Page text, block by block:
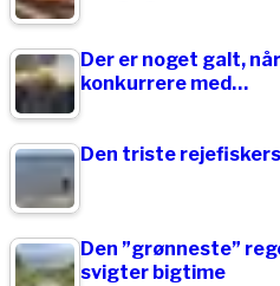
Der er noget galt,
konkurrere med…
Den triste
Den ”grønneste”
svigter bigtime